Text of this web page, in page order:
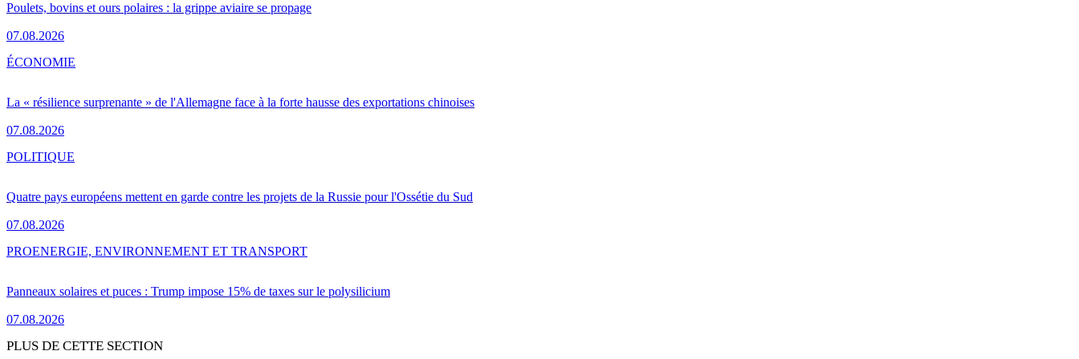
Poulets, bovins et ours polaires : la grippe aviaire se propage
07.08.2026
La « résilience surprenante » de l'Allemagne face à la forte hausse des exportations chinoises
07.08.2026
ÉCONOMIE
Quatre pays européens mettent en garde contre les projets de la Russie pour l'Ossétie du Sud
07.08.2026
POLITIQUE
Panneaux solaires et puces : Trump impose 15% de taxes sur le polysilicium
07.08.2026
PROENERGIE, ENVIRONNEMENT ET TRANSPORT
PLUS DE CETTE SECTION